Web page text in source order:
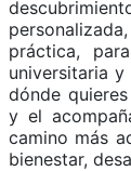
práctica,
universitaria
dónde
y el
camino más
bienestar,